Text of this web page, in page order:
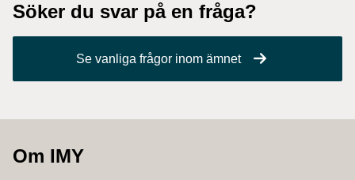
Söker du svar på en fråga?
Se vanliga frågor inom ämnet
Om IMY